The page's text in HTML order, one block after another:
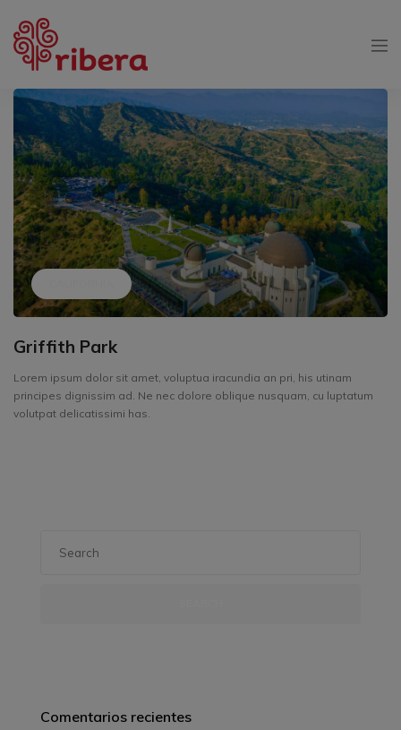
Griffith Park
Lorem ipsum dolor sit amet, voluptua iracundia an pri, his utinam
principes dignissim ad. Ne nec dolore oblique nusquam, cu luptatum
volutpat delicatissimi has.
Comentarios recientes